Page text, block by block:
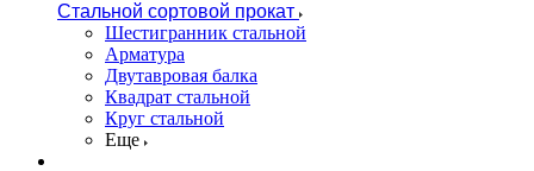
Стальной сортовой прокат
Шестигранник стальной
Арматура
Двутавровая балка
Квадрат стальной
Круг стальной
Еще